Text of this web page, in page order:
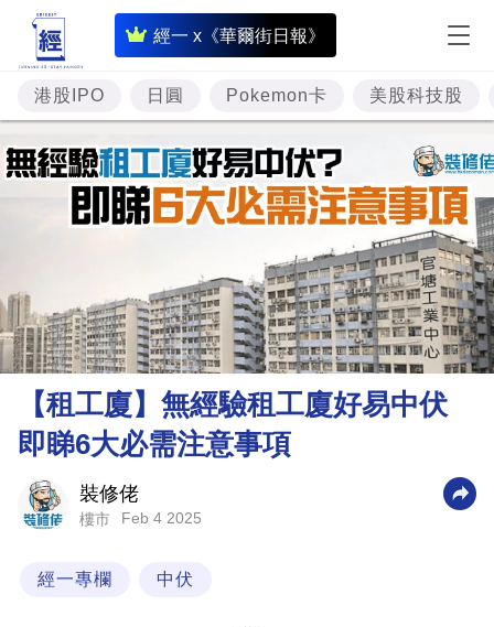
經一 x《華爾街日報》
即
時
財
經
題
樓
市
理
財
商
科
港股IPO 日圓 Pokemon卡 美股科技股
【租工廈】無經驗租工廈好易中伏
即睇6大必需注意事項
裝修佬
樓市 Feb 4 2025
經一專欄 中伏